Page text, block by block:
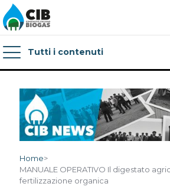
Tutti i contenuti
Home>
MANUALE OPERATIVO Il digestato
fertilizzazione organica